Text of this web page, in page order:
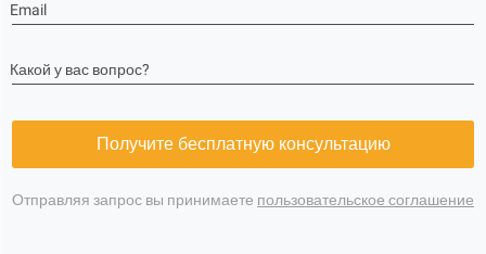
Email
Какой у вас вопрос?
Получите бесплатную консультацию
Отправляя запрос вы принимаете пользовательское соглашение